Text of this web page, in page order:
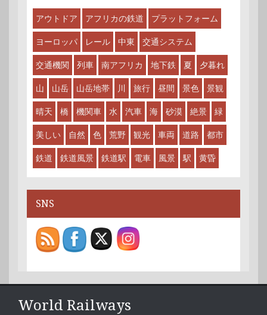
アウトドア アフリカの鉄道 プラットフォーム
ヨーロッパ レール 中東 交通システム
交通機関 列車 南アフリカ 地下鉄 夏 夕暮れ
山 山岳 山岳地帯 川 旅行 昼間 景色 景観
晴天 橋 機関車 水 汽車 海 砂漠 絶景 緑
美しい 自然 色 荒野 観光 車両 道路 都市
鉄道 鉄道風景 鉄道駅 電車 風景 駅 黄昏
SNS
World Railways